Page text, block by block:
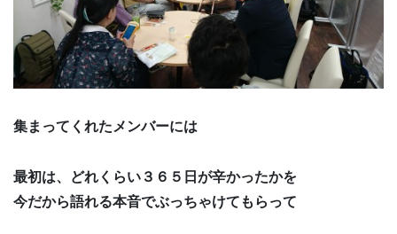
集まってくれたメンバーには
最初は、どれくらい３６５日が辛かったかを
今だから語れる本音でぶっちゃけてもらって